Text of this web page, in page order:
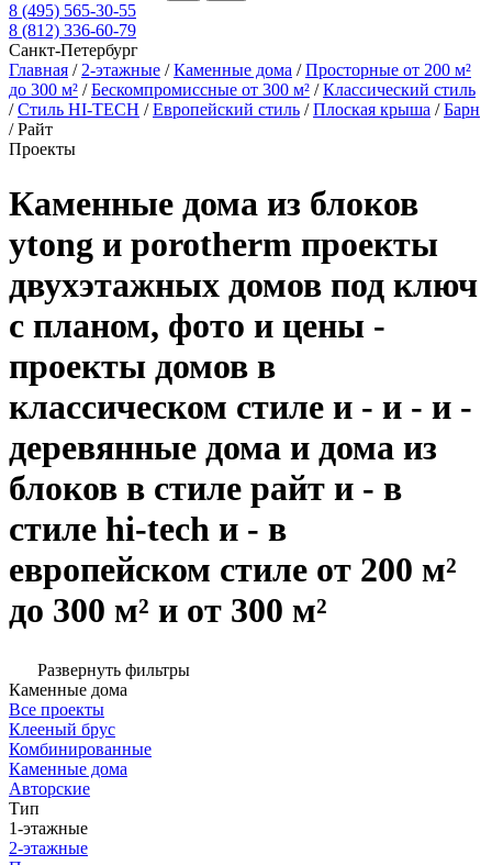
8 (495) 565-30-55
8 (812) 336-60-79
Санкт-Петербург
Главная / 2-этажные /Каменные дома /Просторные от 200 м²
до 300 м² /Бескомпромиссные от 300 м² /Классический стиль
/Стиль HI-TECH /Европейский стиль /Плоская крыша /Барн
/Райт
Проекты
Каменные дома из блоков
ytong и porotherm проекты
двухэтажных домов под ключ
с планом, фото и цены -
проекты домов в
классическом стиле и - и - и -
деревянные дома и дома из
блоков в стиле райт и - в
стиле hi-tech и - в
европейском стиле от 200 м²
до 300 м² и от 300 м²
Развернуть фильтры
Каменные дома
Все проекты
Клееный брус
Комбинированные
Каменные дома
Авторские
Тип
1-этажные
2-этажные